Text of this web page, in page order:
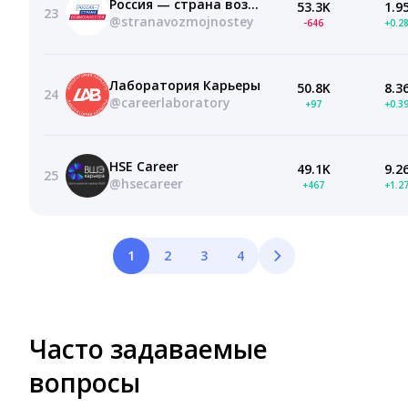
23
Россия — страна возможностей
@stranavozmojnostey
53.3K
-646
24
Лаборатория Карьеры
@careerlaboratory
50.8K
+97
25
HSE Career
@hsecareer
49.1K
+467
1 2 3 4
Часто задаваемые
вопросы